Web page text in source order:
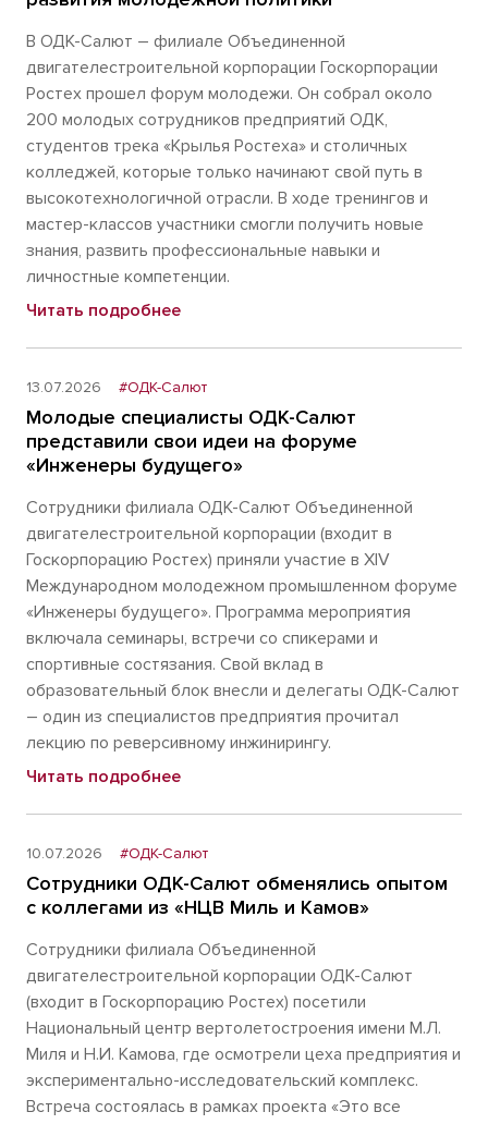
В ОДК-Салют – филиале Объединенной
двигателестроительной корпорации Госкорпорации
Ростех прошел форум молодежи. Он собрал около
200 молодых сотрудников предприятий ОДК,
студентов трека «Крылья Ростеха» и столичных
колледжей, которые только начинают свой путь в
высокотехнологичной отрасли. В ходе тренингов и
мастер-классов участники смогли получить новые
знания, развить профессиональные навыки и
личностные компетенции.
Читать подробнее
13.07.2026 #ОДК-Салют
Молодые специалисты ОДК-Салют
представили свои идеи на форуме
«Инженеры будущего»
Сотрудники филиала ОДК-Салют Объединенной
двигателестроительной корпорации (входит в
Госкорпорацию Ростех) приняли участие в XIV
Международном молодежном промышленном форуме
«Инженеры будущего». Программа мероприятия
включала семинары, встречи со спикерами и
спортивные состязания. Свой вклад в
образовательный блок внесли и делегаты ОДК-Салют
– один из специалистов предприятия прочитал
лекцию по реверсивному инжинирингу.
Читать подробнее
10.07.2026 #ОДК-Салют
Сотрудники ОДК-Салют обменялись опытом
с коллегами из «НЦВ Миль и Камов»
Сотрудники филиала Объединенной
двигателестроительной корпорации ОДК-Салют
(входит в Госкорпорацию Ростех) посетили
Национальный центр вертолетостроения имени М.Л.
Миля и Н.И. Камова, где осмотрели цеха предприятия и
экспериментально-исследовательский комплекс.
Встреча состоялась в рамках проекта «Это все